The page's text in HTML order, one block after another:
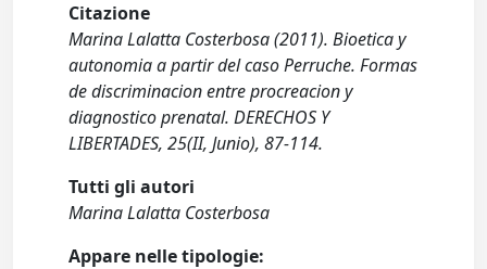
Citazione
Marina Lalatta Costerbosa (2011). Bioetica y
autonomia a partir del caso Perruche. Formas
de discriminacion entre procreacion y
diagnostico prenatal. DERECHOS Y
LIBERTADES, 25(II, Junio), 87-114.
Tutti gli autori
Marina Lalatta Costerbosa
Appare nelle tipologie: